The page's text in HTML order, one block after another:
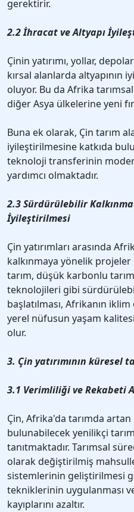
gerektirir.
2.2 İhracat ve Altyapı
Çinin yatırımı, yollar,
kırsal alanlarda altyapının
oluyor. Bu da Afrika
diğer Asya ülkelerine yeni
Buna ek olarak, Çin tarım
iyileştirilmesine katkıda
teknoloji transferinin
yardımcı olmaktadır.
2.3 Sürdürülebilir
İyileştirilmesi
Çin yatırımları arasında
kalkınmaya yönelik
tarım, düşük karbonlu
teknolojileri gibi
başlatılması, Afrikanın
yerel nüfusun yaşam
olur.
3. Çin yatırımının küresel
3.1 Verimliliği ve Rekabeti
Çin, Afrika'da tarımda
bulunabilecek yenilikçi
tanıtmaktadır. Tarımsal
olarak değiştirilmiş
sistemlerinin geliştirilmesi
tekniklerinin uygulanması
kayıplarını azaltır.